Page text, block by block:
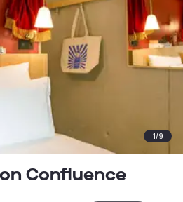
1/9
Confluence